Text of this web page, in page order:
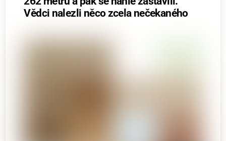
Vědci nalezli něco zcela nečekaného